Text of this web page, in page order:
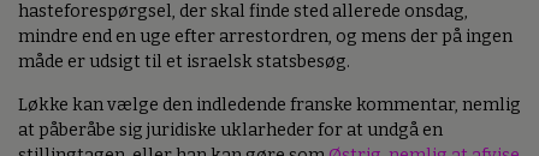
hasteforespørgsel, der skal finde sted allerede onsdag,
mindre end en uge efter arrestordren, og mens der på ingen
måde er udsigt til et israelsk statsbesøg.
Løkke kan vælge den indledende franske kommentar, nemlig
at påberåbe sig juridiske uklarheder for at undgå en